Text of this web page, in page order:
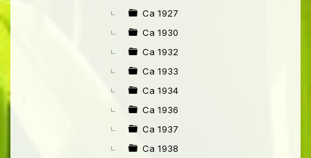
Ca 1927
Ca 1930
Ca 1932
Ca 1933
Ca 1934
Ca 1936
Ca 1937
Ca 1938